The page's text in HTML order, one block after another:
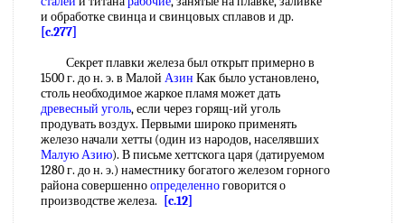
и обработке свинца и свинцовых сплавов и др.
[c.277]
Секрет плавки железа был открыт примерно в
1500 г. до н. э. в Малой Азин Как было установлено,
столь необходимое жаркое пламя может дать
древесный уголь, если через горящ-ий уголь
продувать воздух. Первыми широко применять
железо начали хетты (один из народов, населявших
Малую Азию). В письме хеттскога царя (датируемом
1280 г. до н. э.) наместнику богатого железом горного
района совершенноопределенноговорится о
производстве железа.
[c.12]